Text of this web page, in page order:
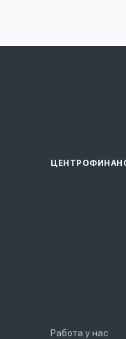
Работа у нас